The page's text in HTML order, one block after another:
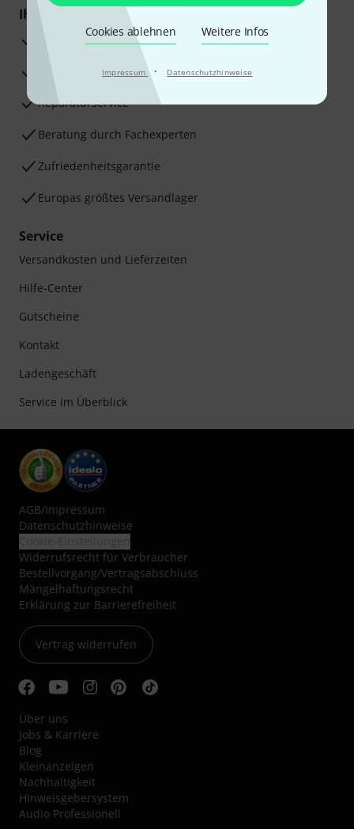
Cookies ablehnen Weitere Infos
Impressum · Datenschutzhinweise
Ihre Vorteile
3 Jahre Thomann Garantie
30 Tage Money-Back-Garantie
Reparaturservice
Beratung durch Fachexperten
Zufriedenheitsgarantie
Europas größtes Versandlager
Service
Versandkosten und Lieferzeiten
Hilfe-Center
Gutscheine
Kontakt
Ladengeschäft
Service im Überblick
AGB/Impressum
Datenschutzhinweise
Widerrufsrecht für Verbraucher
Bestellvorgang/Vertragsabschluss
Mängelhaftungsrecht
Erklärung zur Barrierefreiheit
Vertrag widerrufen
Über uns
Jobs & Karriere
Blog
Kleinanzeigen
Nachhaltigkeit
Hinweisgebersystem
Audio Professionell